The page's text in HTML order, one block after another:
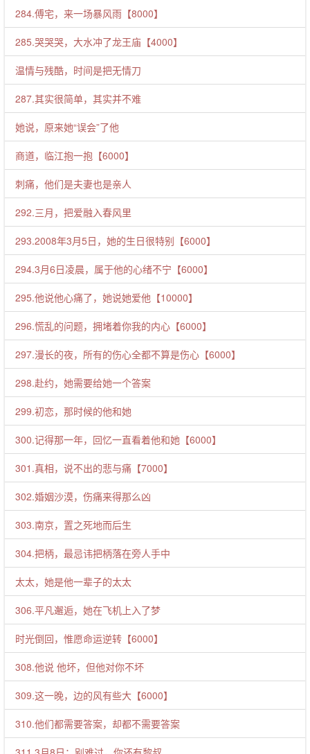
284.傅宅，来一场暴风雨【8000】
285.哭哭哭，大水冲了龙王庙【4000】
温情与残酷，时间是把无情刀
287.其实很简单，其实并不难
她说，原来她“误会”了他
商道，临江抱一抱【6000】
刺痛，他们是夫妻也是亲人
292.三月，把爱融入春风里
293.2008年3月5日，她的生日很特别【6000】
294.3月6日凌晨，属于他的心绪不宁【6000】
295.他说他心痛了，她说她爱他【10000】
296.慌乱的问题，拥堵着你我的内心【6000】
297.漫长的夜，所有的伤心全都不算是伤心【6000】
298.赴约，她需要给她一个答案
299.初恋，那时候的他和她
300.记得那一年，回忆一直看着他和她【6000】
301.真相，说不出的悲与痛【7000】
302.婚姻沙漠，伤痛来得那么凶
303.南京，置之死地而后生
304.把柄，最忌讳把柄落在旁人手中
太太，她是他一辈子的太太
306.平凡邂逅，她在飞机上入了梦
时光倒回，惟愿命运逆转【6000】
308.他说 他坏，但他对你不坏
309.这一晚，边的风有些大【6000】
310.他们都需要答案，却都不需要答案